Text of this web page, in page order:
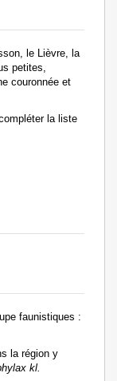
le Lièvre, la
petites,
couronnée et
la liste
faunistiques :
la région y
kl.